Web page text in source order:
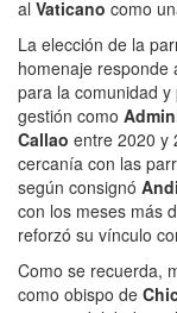
al Vaticano como
La elección de la
homenaje responde
para la comunidad y
gestión como
Callao entre 2020 y
cercanía con las
según consignó
con los meses más
reforzó su vínculo
Como se recuerda,
como obispo de